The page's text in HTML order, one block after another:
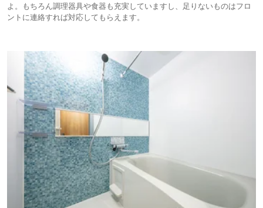
よ。もちろん調理器具や食器も充実していますし、足りないものはフロ
ントに連絡すれば対応してもらえます。